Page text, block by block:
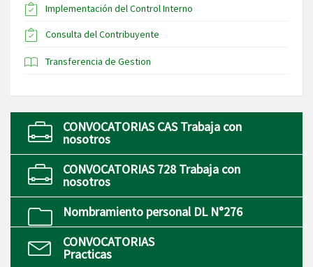
Implementación del Control Interno
Consulta del Contribuyente
Transferencia de Gestion
CONVOCATORIAS CAS Trabaja con
nosotros
CONVOCATORIAS 728 Trabaja con
nosotros
Nombramiento personal DL N°276
CONVOCATORIAS
Practicas